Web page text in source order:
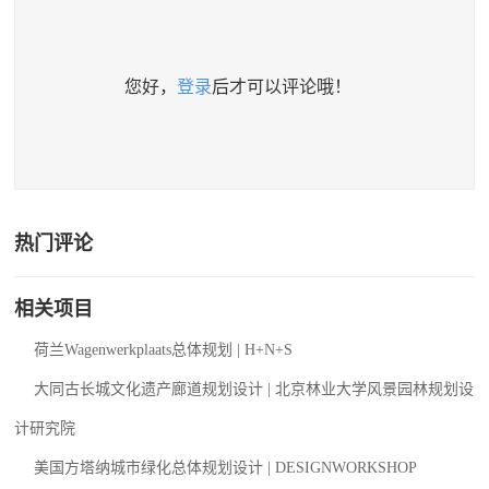
您好， 登录后才可以评论哦！
热门评论
相关项目
荷兰Wagenwerkplaats总体规划 | H+N+S
大同古长城文化遗产廊道规划设计 | 北京林业大学风景园林规划设
计研究院
美国方塔纳城市绿化总体规划设计 | DESIGNWORKSHOP